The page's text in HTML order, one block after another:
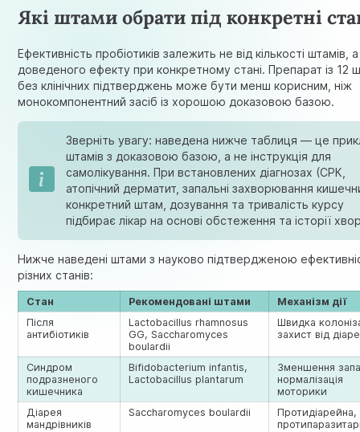
Які штами обрати під конкретні
Ефективність пробіотиків залежить не від кількості штамів, а
доведеного ефекту при конкретному стані. Препарат із 12
без клінічних підтверджень може бути менш корисним, ніж
монокомпонентний засіб із хорошою доказовою базою.
Зверніть увагу: наведена нижче таблиця — це
штамів з доказовою базою, а не інструкція для
самолікування. При встановлених діагнозах (СРК,
атопічний дерматит, запальні захворювання
конкретний штам, дозування та тривалість курсу
підбирає лікар на основі обстеження та історії
Нижче наведені штами з науково підтвердженою
різних станів:
Стан Рекомендовані штами
Механізм дії
Після
антибіотиків
Lactobacillus rhamnosus
GG, Saccharomyces
boulardii
Швидка
захист від
Синдром
подразненого
кишечника
Bifidobacterium infantis,
Lactobacillus plantarum
Зменшення
нормалізація
моторики
Діарея
мандрівників
Saccharomyces boulardii
Протидіарейна,